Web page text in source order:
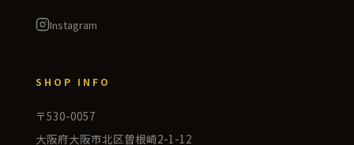
Instagram
SHOP INFO
〒530-0057
大阪府大阪市北区曽根崎2-1-12